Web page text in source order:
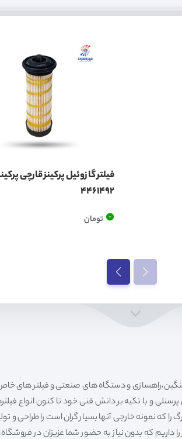
فیلتر گازوئیل پرکینز قارچی
4461492
0 تومان
و با تکیه بر دانش فنی خود تا کنون انواع
نمونه خارجی آنها بسیار گران است را طراحی و
داریم که بدون نیاز به حضور شما عزیزان در